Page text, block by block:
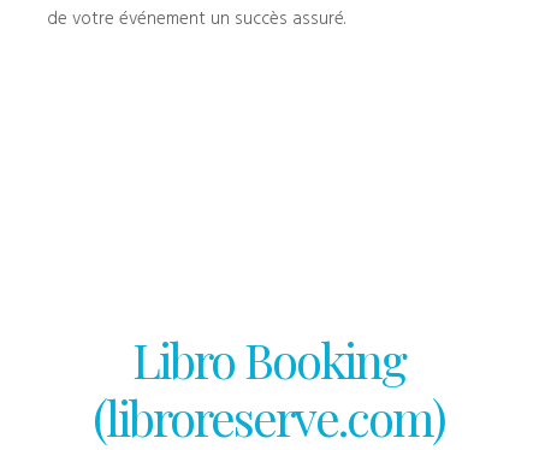
de votre événement un succès assuré.
Libro Booking
(libroreserve.com)